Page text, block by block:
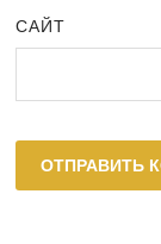
САЙТ